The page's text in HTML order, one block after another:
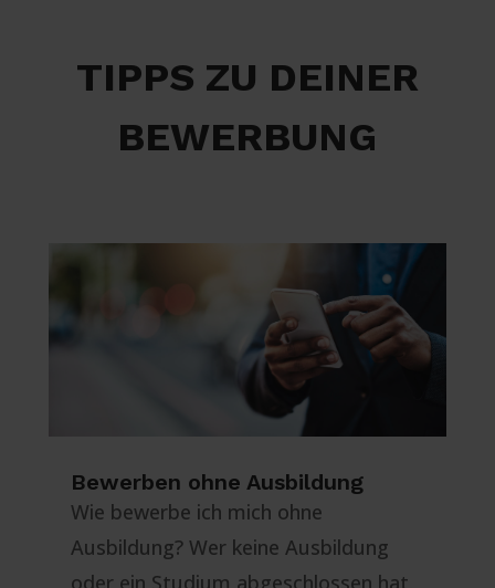
TIPPS ZU DEINER
BEWERBUNG
Bewerben ohne Ausbildung
Wie bewerbe ich mich ohne
Ausbildung? Wer keine Ausbildung
oder ein Studium abgeschlossen hat,